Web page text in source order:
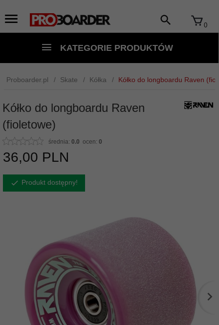
0
KATEGORIE PRODUKTÓW
Proboarder.pl Skate Kółka Kółko do longboardu Raven
Kółko do longboardu Raven
(fioletowe)
średnia: 0.0 ocen: 0
36,00 PLN
Produkt dostępny!